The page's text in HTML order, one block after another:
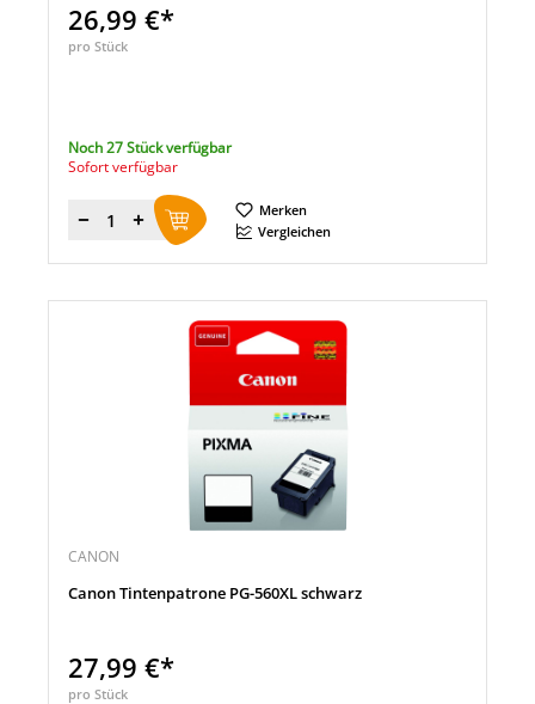
26,99 €*
pro Stück
Noch 27 Stück verfügbar
Sofort verfügbar
Menge
Merken
Vergleichen
CANON
Canon Tintenpatrone PG-560XL schwarz
27,99 €*
pro Stück